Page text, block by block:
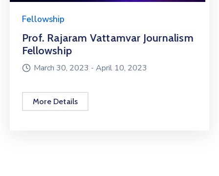
Fellowship
Prof. Rajaram Vattamvar Journalism
Fellowship
March 30, 2023 - April 10, 2023
More Details